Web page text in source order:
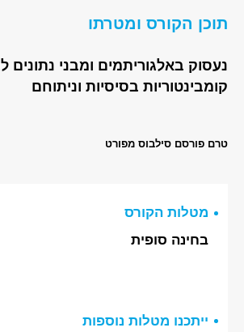
תוכן הקורס ומטרתו
נעסוק באלגוריתמים ומבני נתונים
קומבינטוריות בסיסיות וניתוחם
טרם פורסם סילבוס מפורט
מטלות הקורס
בחינה סופית
ייתכנו מטלות נוספות